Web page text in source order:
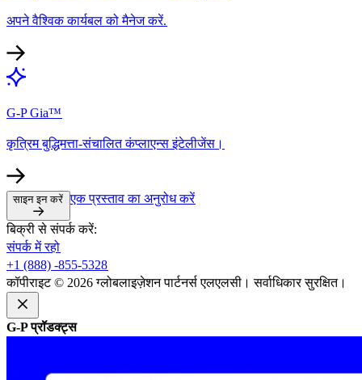
अपने वैश्विक कार्यबल को मैनेज करें.​​
G-P Gia™​​
कृत्रिम बुद्धिमत्ता-संचालित कंप्लाएन्स इंटेलीजेंस।​​
साइन इन करें​​ एक प्रस्ताव का अनुरोध करें​​
बिक्री से संपर्क करें:​​
संपर्क में रहो​​
+1 (888) -855-5328​​
कॉपीराइट © 2026 ग्लोबलाइज़ेशन पार्टनर्स एलएलसी। सर्वाधिकार सुरक्षित।​​
G-P प्रॉडक्ट्स​​